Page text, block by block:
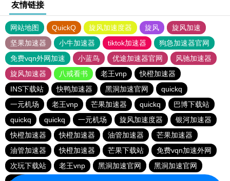
友情链接
网站地图 QuickQ 旋风加速度器 旋风
旋风加速
坚果加速器
小牛加速器 tiktok加速器
狗急加速器官网
免费vqn外网加速
小蓝鸟 优途加速器官网
风驰加速器
旋风加速器
八戒看书 老王vnp
快橙加速器
INS下载站
快鸭加速器 黑洞加速官网
quickq
一元机场
老王vnp 芒果加速器 quickq
巴博下载站
quickq
quickq 一元机场 旋风加速度器
银河加速器
快橙加速器
快橙加速器 油管加速器
芒果加速器
油管加速器
快橙加速器 芒果下载站
免费vqn加速外网
次玩下载站
老王vnp 黑洞加速官网
黑洞加速官网